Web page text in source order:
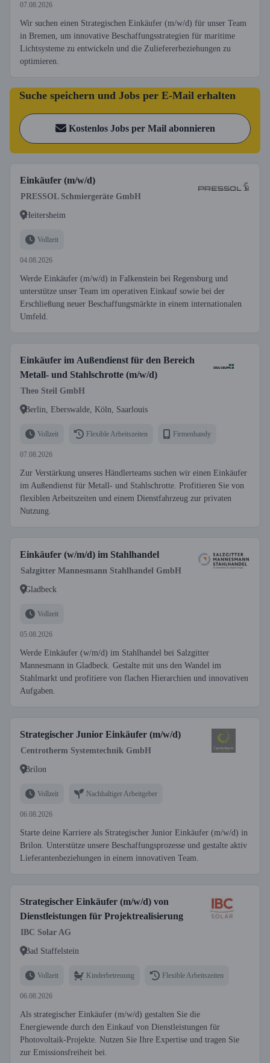
07.08.2026
Wir suchen einen Strategischen Einkäufer (m/w/d) für unser Team
in Bremen, um innovative Beschaffungsstrategien für maritime
Lichtsysteme zu entwickeln und die Zuliefererbeziehungen zu
optimieren.
Suche speichern und Jobs per E-Mail erhalten
Kostenlos Jobs per Mail abonnieren
Einkäufer (m/w/d)
PRESSOL Schmiergeräte GmbH
Heitersheim
Vollzeit
04.08.2026
Werde Einkäufer (m/w/d) in Falkenstein bei Regensburg und
unterstütze unser Team im operativen Einkauf sowie bei der
Erschließung neuer Beschaffungsmärkte in einem internationalen
Umfeld.
Einkäufer im Außendienst für den Bereich
Metall- und Stahlschrotte (m/w/d)
Theo Steil GmbH
Berlin, Eberswalde, Köln, Saarlouis
Vollzeit Flexible Arbeitszeiten Firmenhandy
07.08.2026
Zur Verstärkung unseres Händlerteams suchen wir einen Einkäufer
im Außendienst für Metall- und Stahlschrotte. Profitieren Sie von
flexiblen Arbeitszeiten und einem Dienstfahrzeug zur privaten
Nutzung.
Einkäufer (w/m/d) im Stahlhandel
Salzgitter Mannesmann Stahlhandel GmbH
Gladbeck
Vollzeit
05.08.2026
Werde Einkäufer (w/m/d) im Stahlhandel bei Salzgitter
Mannesmann in Gladbeck. Gestalte mit uns den Wandel im
Stahlmarkt und profitiere von flachen Hierarchien und innovativen
Aufgaben.
Strategischer Junior Einkäufer (m/w/d)
Centrotherm Systemtechnik GmbH
Brilon
Vollzeit Nachhaltiger Arbeitgeber
06.08.2026
Starte deine Karriere als Strategischer Junior Einkäufer (m/w/d) in
Brilon. Unterstütze unsere Beschaffungsprozesse und gestalte aktiv
Lieferantenbeziehungen in einem innovativen Team.
Strategischer Einkäufer (m/w/d) von
Dienstleistungen für Projektrealisierung
IBC Solar AG
Bad Staffelstein
Vollzeit Kinderbetreuung Flexible Arbeitszeiten
06.08.2026
Als strategischer Einkäufer (m/w/d) gestalten Sie die
Energiewende durch den Einkauf von Dienstleistungen für
Photovoltaik-Projekte. Nutzen Sie Ihre Expertise und tragen Sie
zur Emissionsfreiheit bei.